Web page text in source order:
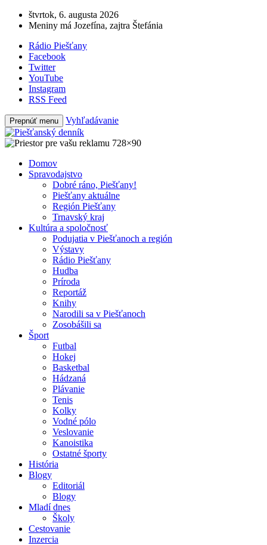
štvrtok, 6. augusta 2026
Meniny má Jozefína, zajtra Štefánia
Rádio Piešťany
Facebook
Twitter
YouTube
Instagram
RSS Feed
Prepnúť menu Vyhľadávanie
Domov
Spravodajstvo
Dobré ráno, Piešťany!
Piešťany aktuálne
Región Piešťany
Trnavský kraj
Kultúra a spoločnosť
Podujatia v Piešťanoch a región
Výstavy
Rádio Piešťany
Hudba
Príroda
Reportáž
Knihy
Narodili sa v Piešťanoch
Zosobášili sa
Šport
Futbal
Hokej
Basketbal
Hádzaná
Plávanie
Tenis
Kolky
Vodné pólo
Veslovanie
Kanoistika
Ostatné športy
História
Blogy
Editoriál
Blogy
Mladí dnes
Školy
Cestovanie
Inzercia